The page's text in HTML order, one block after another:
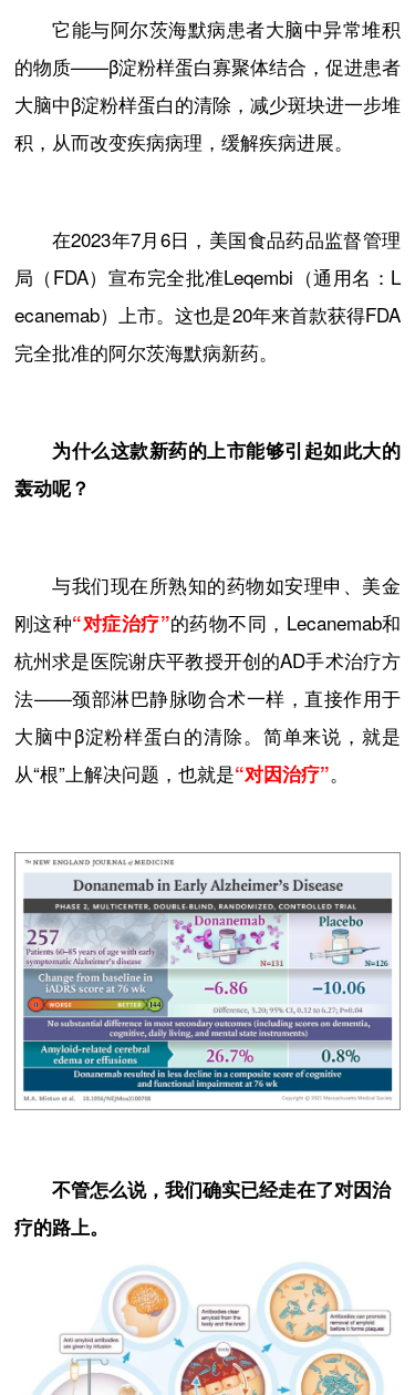
它能与阿尔茨海默病患者大脑中异常堆积
的物质——β淀粉样蛋白寡聚体结合，促进患者
大脑中β淀粉样蛋白的清除，减少斑块进一步堆
积，从而改变疾病病理，缓解疾病进展。
在2023年7月6日，美国食品药品监督管理
局（FDA）宣布完全批准Leqembi（通用名：L
ecanemab）上市。这也是20年来首款获得FDA
完全批准的阿尔茨海默病新药。
为什么这款新药的上市能够引起如此大的
轰动呢？
与我们现在所熟知的药物如安理申 、美金
刚这种“对症治疗”的药物不同，Lecanemab和
杭州求是医院谢庆平教授开创的AD手术治疗方
法——颈部淋巴静脉吻合术一样，直接作用于
大脑中β淀粉样蛋白的清除。简单来说，就是
从“根”上解决问题，也就是“对因治疗”。
不管怎么说，我们确实已经走在了对因治
疗的路上。